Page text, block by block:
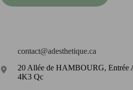
contact@adesthetique.ca
20 Allée de HAMBOURG, Entrée
4K3 Qc